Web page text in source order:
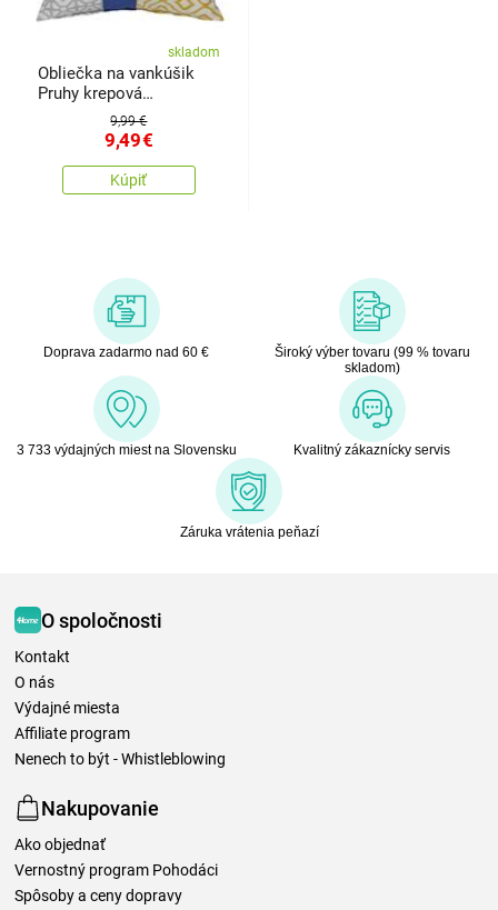
skladom
Obliečka na vankúšik
Pruhy krepová
modrožltá, 40 x 40 cm
9,99 €
9,49€
Kúpiť
Doprava zadarmo nad 60 €
Široký výber tovaru (99 % tovaru
skladom)
3 733 výdajných miest na Slovensku Kvalitný zákaznícky servis
Záruka vrátenia peňazí
O spoločnosti
Kontakt
O nás
Výdajné miesta
Affiliate program
Nenech to být - Whistleblowing
Nakupovanie
Ako objednať
Vernostný program Pohodáci
Spôsoby a ceny dopravy